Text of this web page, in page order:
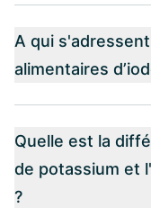
A qui
alimentaires
Quelle est la
de potassium et
?